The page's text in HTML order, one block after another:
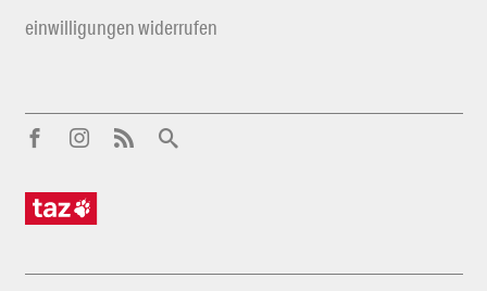
einwilligungen widerrufen